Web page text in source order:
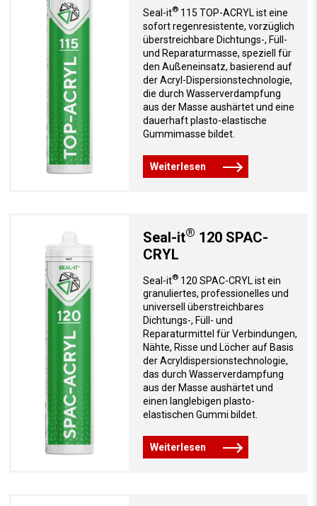
Seal-it®115 TOP-ACRYL ist eine
sofort regenresistente, vorzüglich
überstreichbare Dichtungs-, Füll-
und Reparaturmasse, speziell für
den Außeneinsatz, basierend auf
der Acryl-Dispersionstechnologie,
die durch Wasserverdampfung
aus der Masse aushärtet und eine
dauerhaft plasto-elastische
Gummimasse bildet.
Weiterlesen
Seal-it® 120 SPAC-
CRYL
Seal-it®120 SPAC-CRYL ist ein
granuliertes, professionelles und
universell überstreichbares
Dichtungs-, Füll- und
Reparaturmittel für Verbindungen,
Nähte, Risse und Löcher auf Basis
der Acryldispersionstechnologie,
das durch Wasserverdampfung
aus der Masse aushärtet und
einen langlebigen plasto-
elastischen Gummi bildet.
Weiterlesen